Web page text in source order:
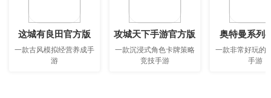
这城有良田官方版
一款古风模拟经营养成手
游
攻城天下手游官方版
一款沉浸式角色卡牌策略
竞技手游
奥特曼系列
一款非常好玩的
手游